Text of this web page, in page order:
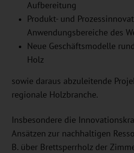
Aufbereitung
Produkt- und
Anwendungsbereiche des
Neue Geschäftsmodelle
Holz
sowie daraus abzuleitende
regionale Holzbranche.
Insbesondere die
Ansätzen zur nachhaltigen
B. über Brettsperrholz der